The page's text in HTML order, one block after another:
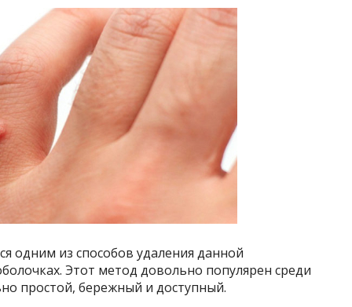
одним из способов удаления данной
Этот метод довольно популярен среди
простой, бережный и доступный.